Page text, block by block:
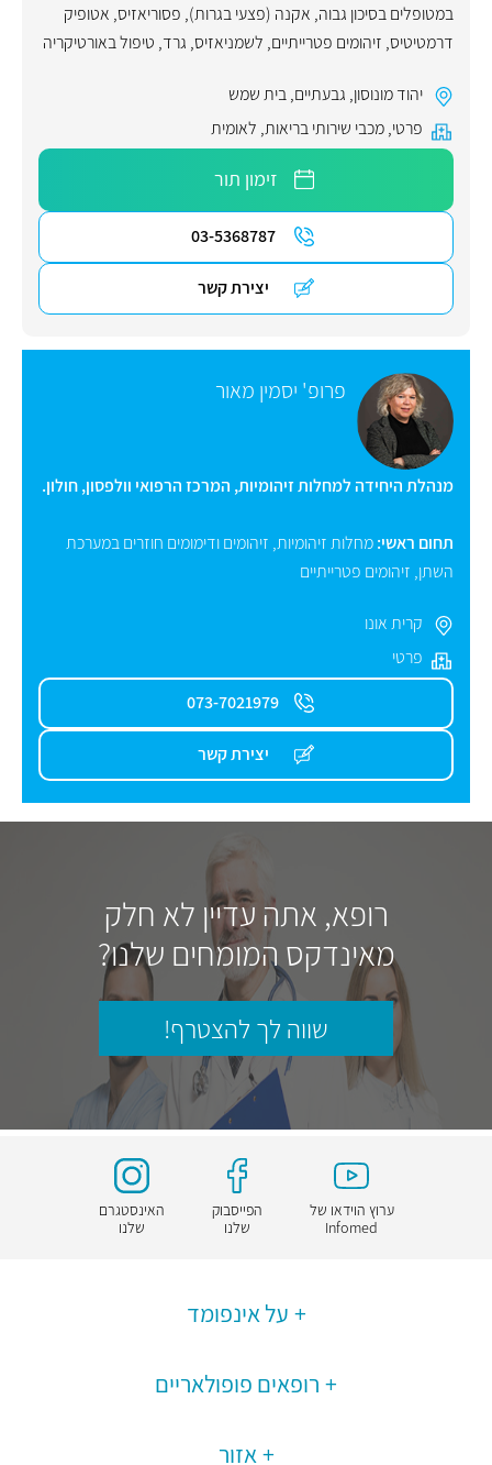
במטופלים בסיכון גבוה, אקנה (פצעי בגרות), פסוריאזיס, אטופיק
דרמטיטיס, זיהומים פטרייתיים, לשמניאזיס, גרד, טיפול באורטיקריה
יהוד מונוסון, גבעתיים,בית שמש
פרטי,מכבי שירותי בריאות, לאומית
זימון תור
03-5368787
יצירת קשר
פרופ' יסמין מאור
מנהלת היחידה למחלות זיהומיות, המרכז הרפואי וולפסון, חולון.
תחום ראשי:מחלות זיהומיות, זיהומים ודימומים חוזרים במערכת
השתן, זיהומים פטרייתיים
קרית אונו
פרטי
073-7021979
יצירת קשר
רופא, אתה עדיין לא חלק
מאינדקס המומחים שלנו?
שווה לך להצטרף!
ערוץ הוידאו של
Infomed
הפייסבוק
שלנו
האינסטגרם
שלנו
על אינפומד
רופאים פופולאריים
אזור